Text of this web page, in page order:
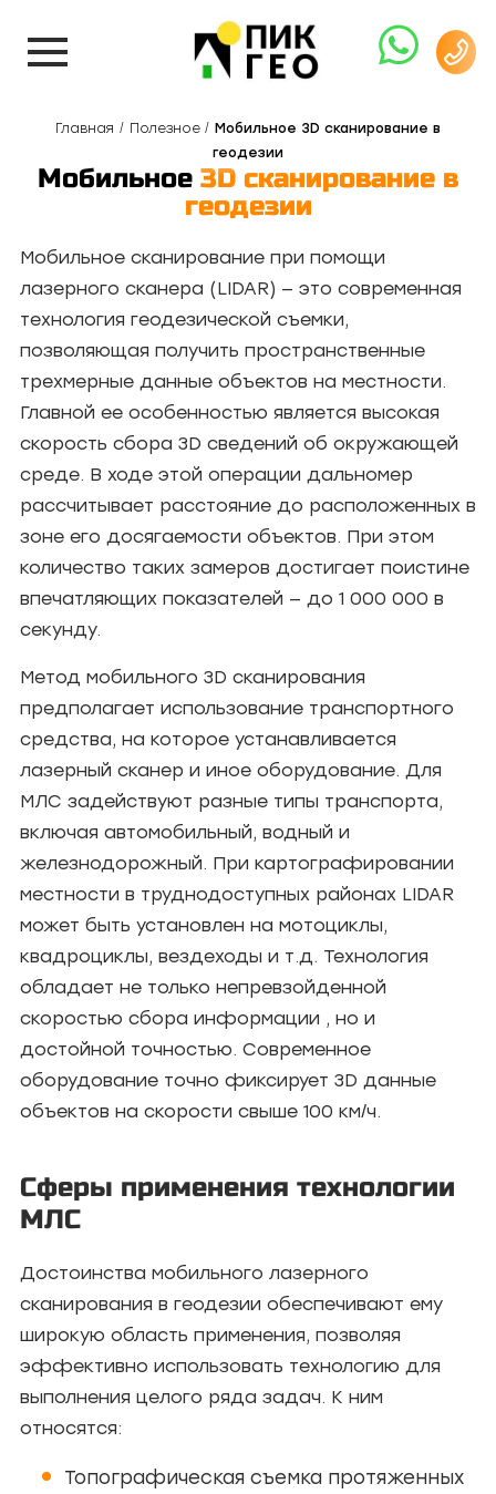
Главная Полезное
Мобильное 3D сканирование в
геодезии
Мобильное 3D сканирование в
геодезии
Мобильное сканирование при помощи
лазерного сканера (LIDAR) — это современная
технология геодезической съемки,
позволяющая получить пространственные
трехмерные данные объектов на местности.
Главной ее особенностью является высокая
скорость сбора 3D сведений об окружающей
среде. В ходе этой операции дальномер
рассчитывает расстояние до расположенных в
зоне его досягаемости объектов. При этом
количество таких замеров достигает поистине
впечатляющих показателей — до 1 000 000 в
секунду.
Метод мобильного 3D сканирования
предполагает использование транспортного
средства, на которое устанавливается
лазерный сканер и иное оборудование. Для
МЛС задействуют разные типы транспорта,
включая автомобильный, водный и
железнодорожный. При картографировании
местности в труднодоступных районах LIDAR
может быть установлен на мотоциклы,
квадроциклы, вездеходы и т.д. Технология
обладает не только непревзойденной
скоростью сбора информации , но и
достойной точностью. Современное
оборудование точно фиксирует 3D данные
объектов на скорости свыше 100 км/ч.
Сферы применения технологии
МЛС
Достоинства мобильного лазерного
сканирования в геодезии обеспечивают ему
широкую область применения, позволяя
эффективно использовать технологию для
выполнения целого ряда задач. К ним
относятся:
Топографическая съемка протяженных